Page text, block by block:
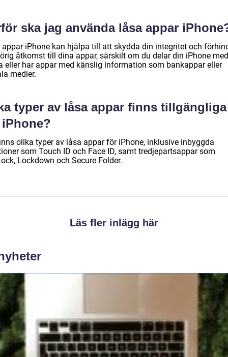
ska jag använda låsa appar
appar iPhone kan hjälpa till att skydda din integritet och
åtkomst till dina appar, särskilt om du delar din iPhone med
eller har appar med känslig information som bankappar eller
medier.
typer av låsa appar finns tillgängliga
olika typer av låsa appar för iPhone, inklusive inbyggda
som Touch ID och Face ID, samt tredjepartsappar som
Lockdown och Secure Folder.
Läs fler inlägg här